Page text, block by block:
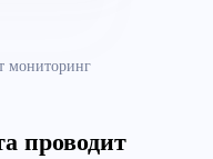
мониторинг
проводит